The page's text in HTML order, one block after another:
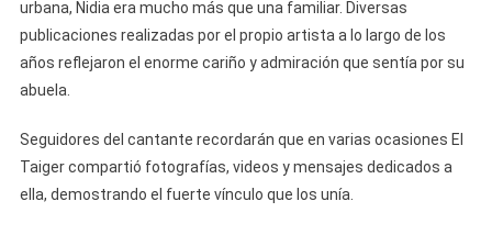
urbana, Nidia era mucho más que una familiar. Diversas
publicaciones realizadas por el propio artista a lo largo de los
años reflejaron el enorme cariño y admiración que sentía por su
abuela.
Seguidores del cantante recordarán que en varias ocasiones El
Taiger compartió fotografías, videos y mensajes dedicados a
ella, demostrando el fuerte vínculo que los unía.